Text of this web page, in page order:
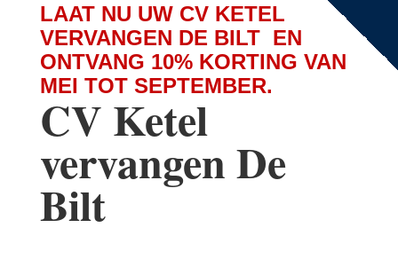
LAAT NU UW CV KETEL
VERVANGEN DE BILT EN
ONTVANG 10% KORTING VAN
MEI TOT SEPTEMBER.
CV Ketel
vervangen De
Bilt